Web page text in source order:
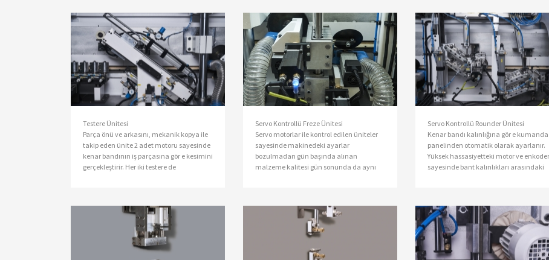
meydana gelir.
yüzeyi hazırlanmış olur.
Testere Ünitesi
Parça önü ve arkasını, mekanik kopya ile
takip eden ünite 2 adet motoru sayesinde
kenar bandının iş parçasına gör e kesimini
gerçekleştirir. Her iki testere de
Servo Kontrollü Freze Ünitesi
Servo motorlar ile kontrol edilen üniteler
sayesinde makinedeki ayarlar
bozulmadan gün başında alınan
malzeme kalitesi gün sonunda da aynı
Servo Kontrollü Rounder Ünitesi
Kenar bandı kalınlığına gör e kumanda
panelinden otomatik olarak ayarlanır.
Yüksek hassasiyetteki motor ve
sayesinde bant kalınlıkları arasındaki